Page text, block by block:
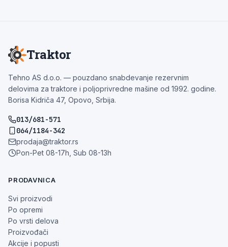
Traktor
Tehno AS d.o.o. — pouzdano snabdevanje rezervnim
delovima za traktore i poljoprivredne mašine od 1992. godine.
Borisa Kidriča 47, Opovo, Srbija.
013/681-571
064/1184-342
prodaja@traktor.rs
Pon-Pet 08-17h, Sub 08-13h
PRODAVNICA
Svi proizvodi
Po opremi
Po vrsti delova
Proizvođači
Akcije i popusti